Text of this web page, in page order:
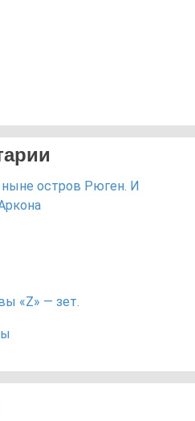
остров Рюген. И
«Z» — зет.